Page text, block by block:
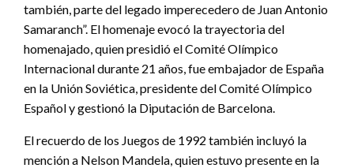
también, parte del legado imperecedero de Juan Antonio
Samaranch”. El homenaje evocó la trayectoria del
homenajado, quien presidió el Comité Olímpico
Internacional durante 21 años, fue embajador de España
en la Unión Soviética, presidente del Comité Olímpico
Español y gestionó la Diputación de Barcelona.
El recuerdo de los Juegos de 1992 también incluyó la
mención a Nelson Mandela, quien estuvo presente en la